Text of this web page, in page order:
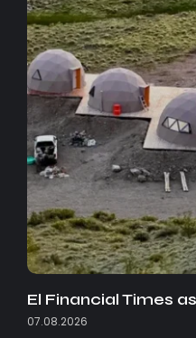
El Financial Times
07.08.2026